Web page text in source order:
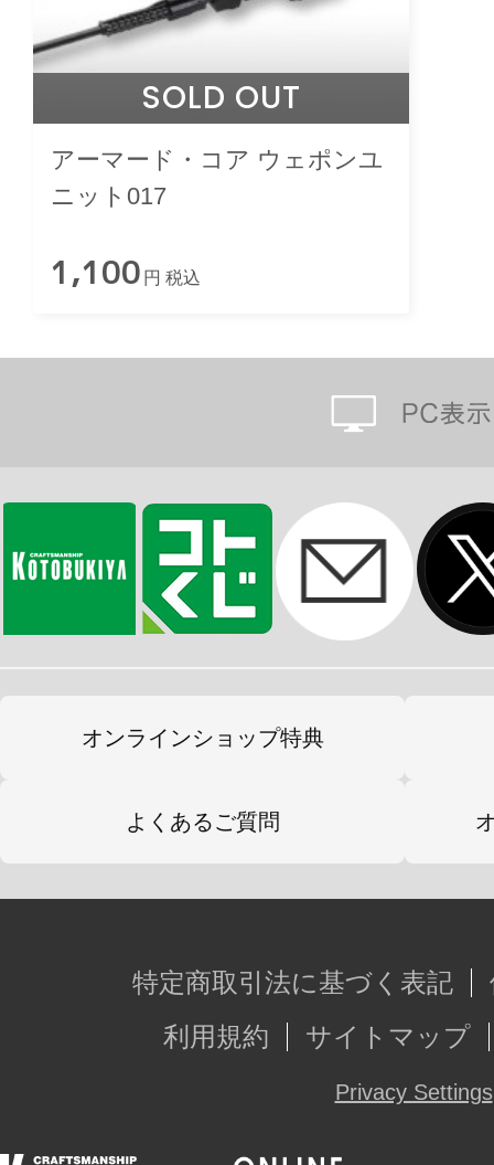
SOLD OUT
アーマード・コア ウェポンユ
ニット017
1,100 円 税込
オンラインショップ特典
よくあるご質問
特定商取引法に基づく表記
利用規約
サイトマップ
Privacy Settings